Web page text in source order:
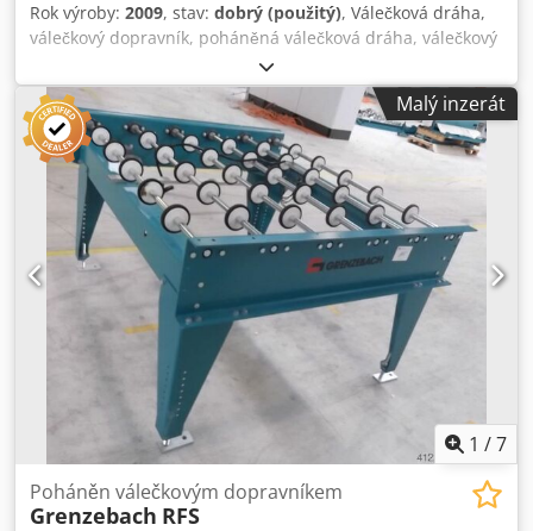
Rok výroby: 2009, stav: dobrý (použitý), Válečková dráha,
válečkový dopravník, poháněná válečková dráha, válečkový
pás -Provedení: robustní -Pohon: elektrický -Pohonový
motor: 0,37 kW, 76 ot./min -Šířka válečku: 1450 mm -Délka
dopravníku: 2150 mm -Průměr válečku: 105 mm Crodpfxsb
A S Udj Ap Aef -Válečky: pogumované -Průměr hřídele: 25
mm -Dopravní výška: 950 mm, nastavitelná -Poháněno:
řemenem -Rozměry: 2150/1650/V960 mm -Hmotnost: cca
320 kg
Malý inzerát
1 /7
Poháněn válečkovým dopravníkem
Grenzebach RFS